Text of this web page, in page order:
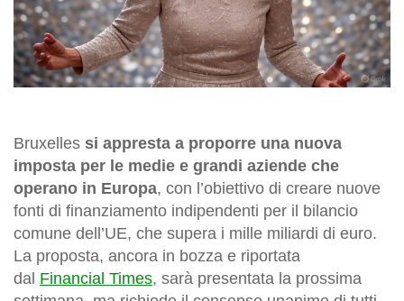
Bruxelles si appresta a proporre una nuova
imposta per le medie e grandi aziende che
operano in Europa, con l’obiettivo di creare nuove
fonti di finanziamento indipendenti per il bilancio
comune dell’UE, che supera i mille miliardi di euro.
La proposta, ancora in bozza e riportata
dal Financial Times, sarà presentata la prossima